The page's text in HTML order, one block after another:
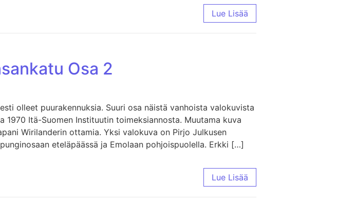
Lue Lisää
Osa 2
olleet puurakennuksia. Suuri osa näistä vanhoista valokuvista
Itä-Suomen Instituutin toimeksiannosta. Muutama kuva
Wirilanderin ottamia. Yksi valokuva on Pirjo Julkusen
eteläpäässä ja Emolaan pohjoispuolella. Erkki […]
Lue Lisää